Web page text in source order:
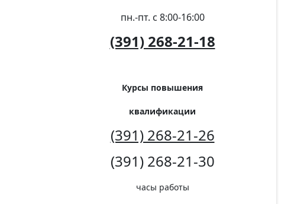
пн.-пт. с 8:00-16:00
(391) 268-21-18
Курсы повышения
квалификации
(391) 268-21-26
(391) 268-21-30
часы работы